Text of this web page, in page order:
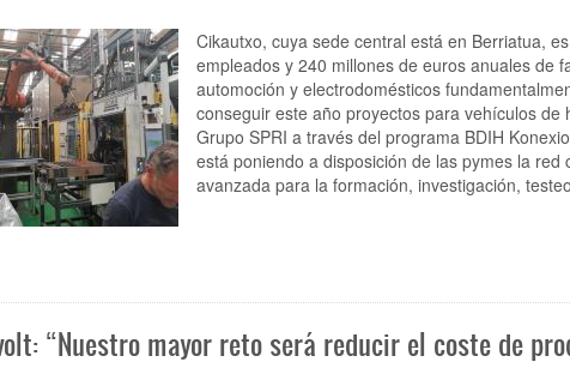
Cikautxo, cuya sede central está en Berriatua,
empleados y 240 millones de euros anuales de
automoción y electrodomésticos
conseguir este año proyectos para vehículos
Grupo SPRI a través del programa BDIH
está poniendo a disposición de las pymes la
avanzada para la formación, investigación,
“Nuestro mayor reto será reducir el coste de